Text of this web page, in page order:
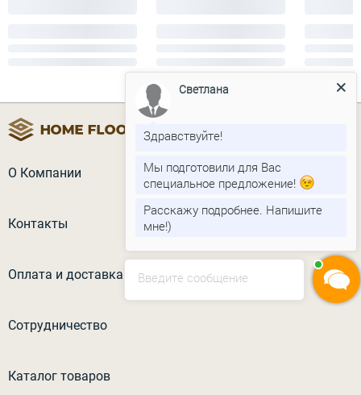
О Компании
Контакты
Оплата и доставка
Сотрудничество
Каталог товаров
Введите сообщение
Светлана
Здравствуйте!
Мы подготовили для Вас
специальное предложение!
Расскажу подробнее. Напишите
мне!)